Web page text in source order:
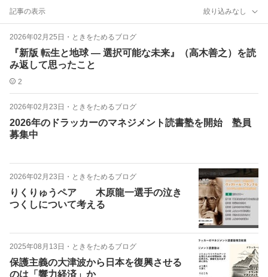
記事の表示 絞り込みなし
2026年02月25日 ・ ときをためるブログ
『新版 転生と地球 ― 選択可能な未来』（高木善之）を読
み返して思ったこと
2
2026年02月23日 ・ ときをためるブログ
2026年のドラッカーのマネジメント読書塾を開始 塾員
募集中
2026年02月23日 ・ ときをためるブログ
りくりゅうペア 木原龍一選手の泣き
つくしについて考える
2025年08月13日 ・ ときをためるブログ
保護主義の大津波から日本を復興させる
のは「響力経済」か